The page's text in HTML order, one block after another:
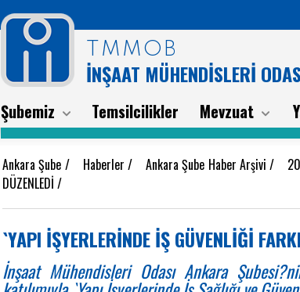
TMMOB
İNŞAAT MÜHENDİSLERİ
Şubemiz Temsilcilikler Mevzuat
Ankara Şube / Haberler /Ankara Şube Haber Arşivi/
DÜZENLEDİ /
`YAPI İŞYERLERİNDE İŞ GÜVENLİĞİ
İnşaat Mühendisleri Odası Ankara